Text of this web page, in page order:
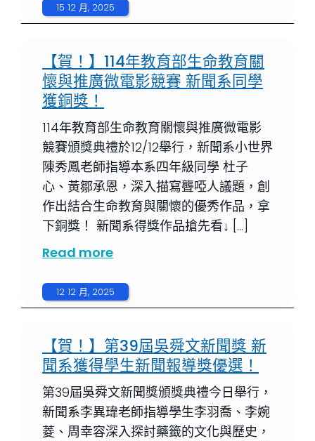
15 12 月, 2025
【賀！】114年教育部生命教育關
懷與推廣微電影競賽 新聞系同學
獲銅獎！
114年教育部生命教育關懷與推廣微電影
競賽頒獎典禮於12/12舉行，新聞系小世界
陳秀鳳老師指導本系四年級同學 杜子
心、黃鄒承恩，深入描寫聾啞人議題，創
作出結合生命教育與關懷的優秀作品，拿
下銅獎！ 新聞系得獎作品搶先看↓ […]
Read more
12 12 月, 2025
【賀！】第39屆吳舜文新聞獎 新
聞系獲得學生新聞報導獎優選！
第39屆吳舜文新聞獎頒獎典禮今日舉行，
新聞系李異瑋老師指導學生李羽喬、李婉
菱、周幸容深入探討藥籤的文化與歷史，